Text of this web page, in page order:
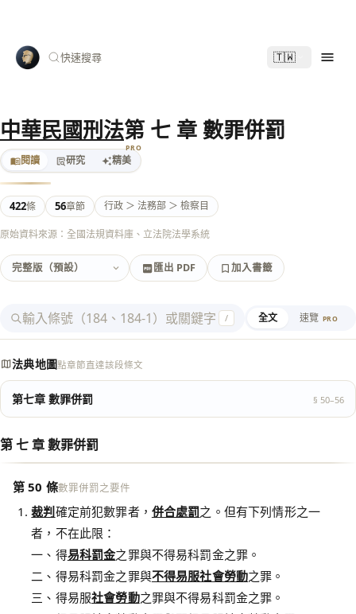
快速搜尋 🇹🇼
中華民國刑法第 七 章 數罪併罰
閱讀 研究 精美
PRO
422條 56章節 行政 ＞ 法務部 ＞ 檢察目
原始資料來源：全國法規資料庫、立法院法學系統
匯出 PDF 加入書籤
匯出 PDF
加入書籤
/ 全文 速覽 PRO
法典地圖點章節直達該段條文
第七章 數罪併罰 § 50–56
第 七 章 數罪併罰
第 50 條數罪併罰之要件
裁判 確定前犯數罪者， 併合處罰之。但有下列情形之一
者，不在此限：
一、得易科罰金之罪與不得易科罰金之罪。
二、得易科罰金之罪與不得易服社會勞動之罪。
三、得易服社會勞動之罪與不得易科罰金之罪。